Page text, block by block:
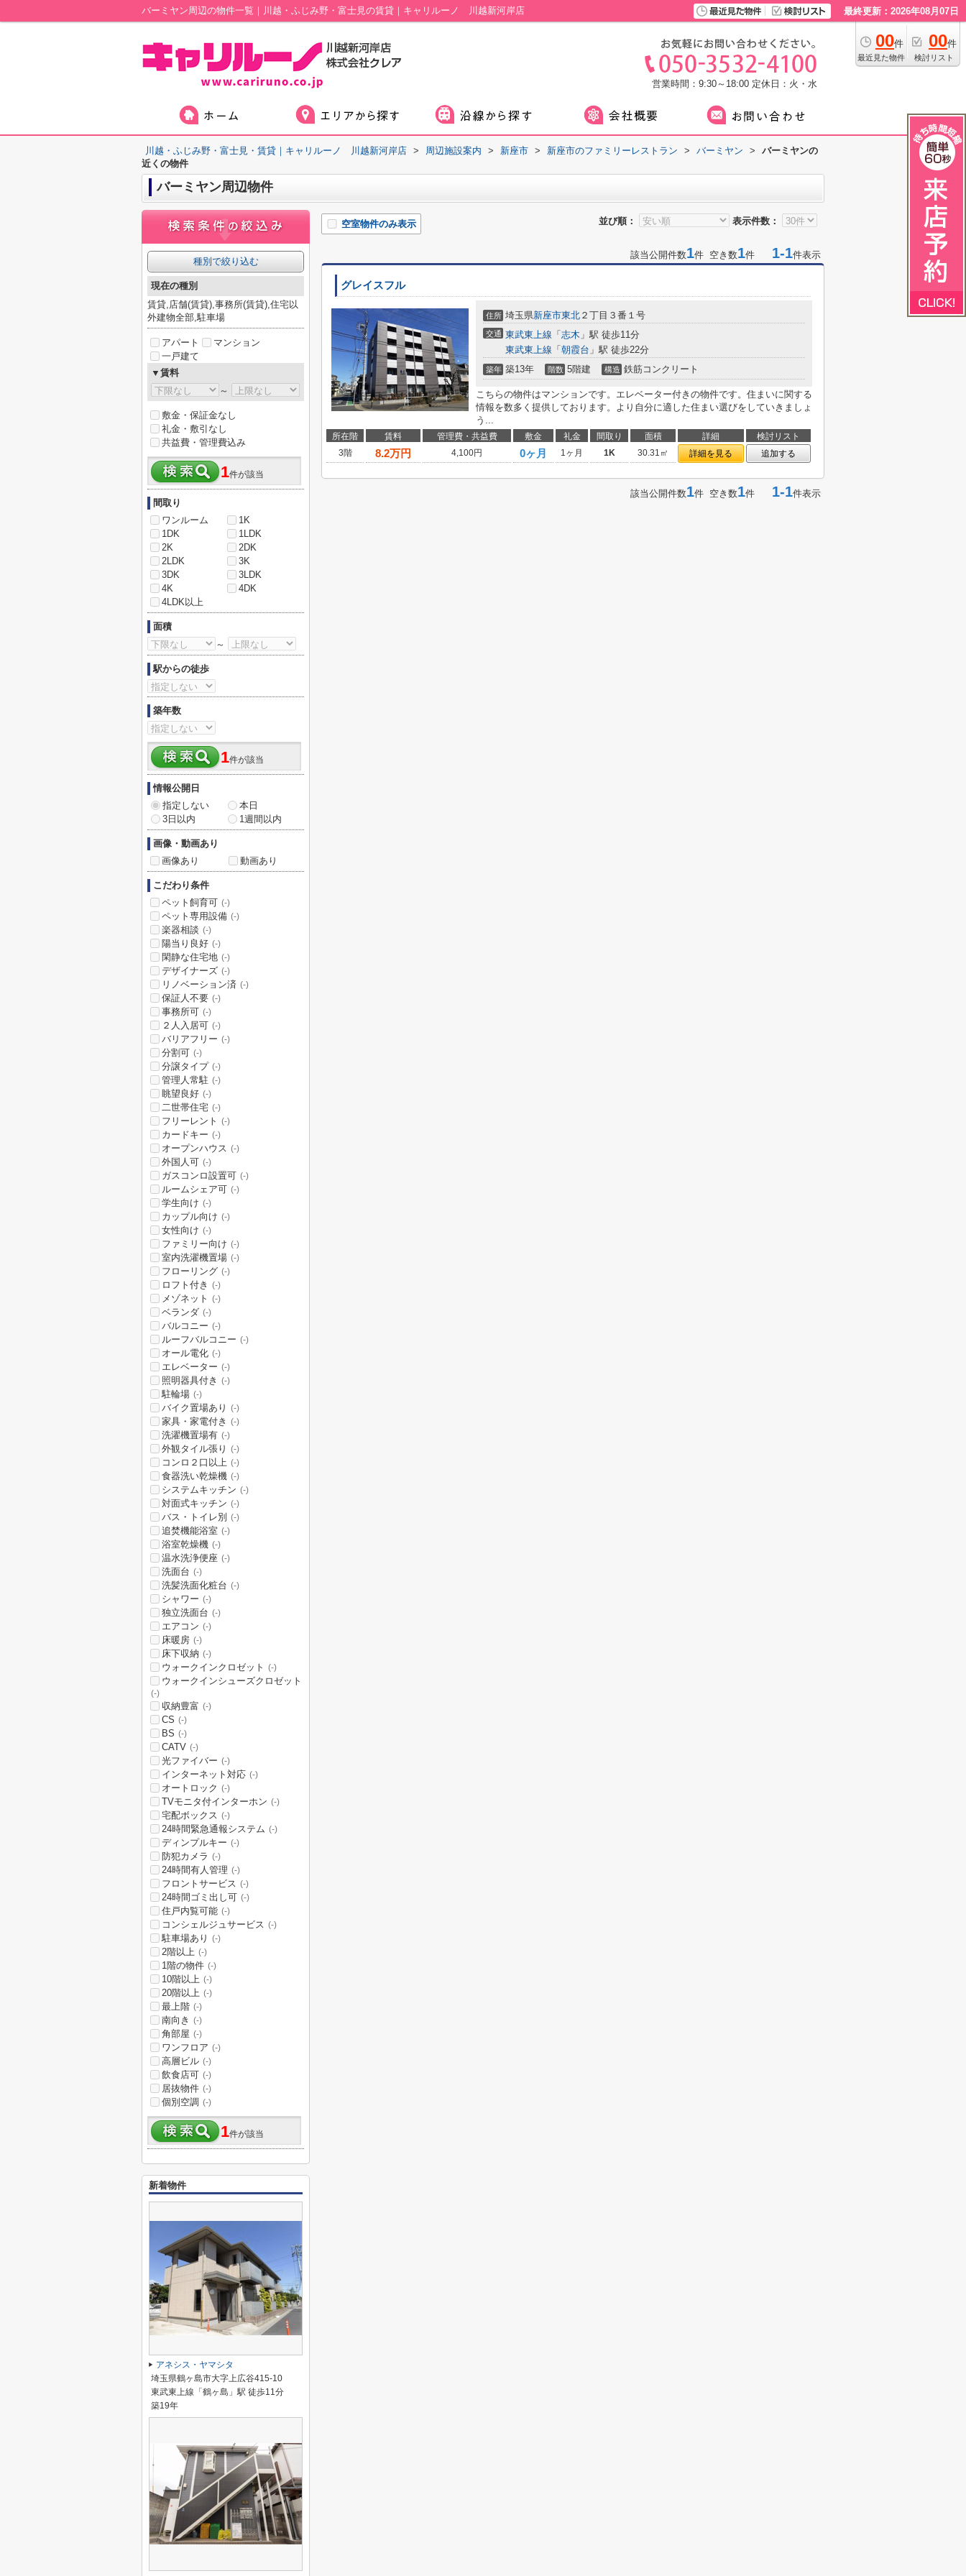
バーミヤン周辺の物件一覧｜川越・ふじみ野・富士見の賃貸｜キャリルーノ 川越新河岸店 最終更新：2026年08月07日
00件
最近見た物件
00件
検討リスト
営業時間：9:30～18:00 定休日：火・水
川越・ふじみ野・富士見・賃貸｜キャリルーノ 川越新河岸店 > 周辺施設案内 > 新座市 > 新座市のファミリーレストラン > バーミヤン >
バーミヤンの
近くの物件
バーミヤン周辺物件
並び順： 表示件数：
空室物件のみ表示
該当公開件数1件 空き数1件 1-1件表示
グレイスフル
住所 埼玉県新座市東北 ２丁目３番１号
交通 東武東上線 「 志木 」駅 徒歩11分
東武東上線 「 朝霞台 」駅 徒歩22分
築年 築13年 階数 5階建 構造 鉄筋コンクリート
こちらの物件はマンションです。エレベーター付きの物件です。住まいに関する
情報を数多く提供しております。より自分に適した住まい選びをしていきましょ
う...
所在階 賃料 管理費・共益費 敷金 礼金 間取り 面積 詳細
検討リスト
3階
8.2万円 4,100円 0ヶ月 1ヶ月 1K 30.31㎡ 詳細を見る 追加する
該当公開件数1件 空き数1件 1-1件表示
種別で絞り込む
現在の種別
賃貸,店舗(賃貸),事務所(賃貸),住宅以
外建物全部,駐車場
アパート
マンション
一戸建て
▼賃料
～
敷金・保証金なし
礼金・敷引なし
共益費・管理費込み
1件が該当
間取り
ワンルーム
1K
1DK
1LDK
2K
2DK
2LDK
3K
3DK
3LDK
4K
4DK
4LDK以上
面積
～
駅からの徒歩
築年数
1件が該当
情報公開日
指定しない
本日
3日以内
1週間以内
画像・動画あり
画像あり
動画あり
こだわり条件
ペット飼育可 (-)
ペット専用設備 (-)
楽器相談 (-)
陽当り良好 (-)
閑静な住宅地 (-)
デザイナーズ (-)
リノベーション済 (-)
保証人不要 (-)
事務所可 (-)
２人入居可 (-)
バリアフリー (-)
分割可 (-)
分譲タイプ (-)
管理人常駐 (-)
眺望良好 (-)
二世帯住宅 (-)
フリーレント (-)
カードキー (-)
オープンハウス (-)
外国人可 (-)
ガスコンロ設置可 (-)
ルームシェア可 (-)
学生向け (-)
カップル向け (-)
女性向け (-)
ファミリー向け (-)
室内洗濯機置場 (-)
フローリング (-)
ロフト付き (-)
メゾネット (-)
ベランダ (-)
バルコニー (-)
ルーフバルコニー (-)
オール電化 (-)
エレベーター (-)
照明器具付き (-)
駐輪場 (-)
バイク置場あり (-)
家具・家電付き (-)
洗濯機置場有 (-)
外観タイル張り (-)
コンロ２口以上 (-)
食器洗い乾燥機 (-)
システムキッチン (-)
対面式キッチン (-)
バス・トイレ別 (-)
追焚機能浴室 (-)
浴室乾燥機 (-)
温水洗浄便座 (-)
洗面台 (-)
洗髪洗面化粧台 (-)
シャワー (-)
独立洗面台 (-)
エアコン (-)
床暖房 (-)
床下収納 (-)
ウォークインクロゼット (-)
ウォークインシューズクロゼット
(-)
収納豊富 (-)
CS (-)
BS (-)
CATV (-)
光ファイバー (-)
インターネット対応 (-)
オートロック (-)
TVモニタ付インターホン (-)
宅配ボックス (-)
24時間緊急通報システム (-)
ディンプルキー (-)
防犯カメラ (-)
24時間有人管理 (-)
フロントサービス (-)
24時間ゴミ出し可 (-)
住戸内覧可能 (-)
コンシェルジュサービス (-)
駐車場あり (-)
2階以上 (-)
1階の物件 (-)
10階以上 (-)
20階以上 (-)
最上階 (-)
南向き (-)
角部屋 (-)
ワンフロア (-)
高層ビル (-)
飲食店可 (-)
居抜物件 (-)
個別空調 (-)
1件が該当
新着物件
アネシス・ヤマシタ
埼玉県鶴ヶ島市大字上広谷415-10
東武東上線「鶴ヶ島」駅 徒歩11分
築19年